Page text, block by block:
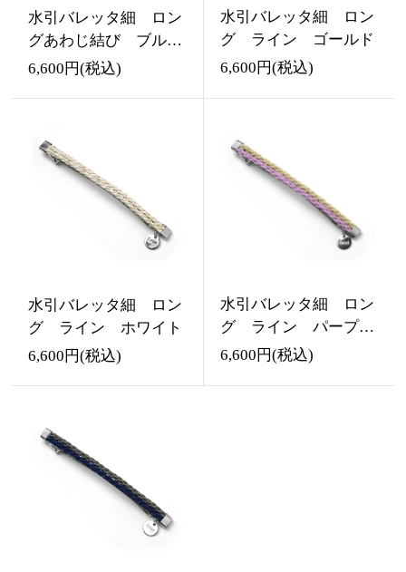
水引バレッタ細 ロン
グあわじ結び ブルー
（mizu）
6,600円(税込)
水引バレッタ細 ロン
グ ライン ゴールド
6,600円(税込)
水引バレッタ細 ロン
グ ライン ホワイト
6,600円(税込)
水引バレッタ細 ロン
グ ライン パープル
&ベージュ
6,600円(税込)